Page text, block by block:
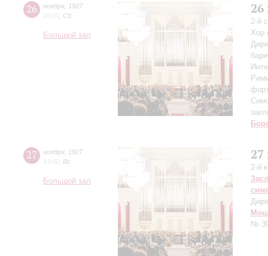
26 ноября
1927
20:00 Сб
Большой зал
26
2-й
Хор
27 ноября
1927
13:00 Вс
Большой зал
27
2-й
№